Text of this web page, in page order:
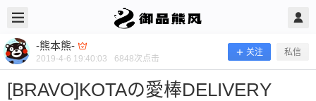
-熊本熊-
2019-4-6 19:40:03 6848次点击
关注 私信
[BRAVO]KOTAの愛棒DELIVERY
-熊本熊- @ 御品熊风 2019/4/06